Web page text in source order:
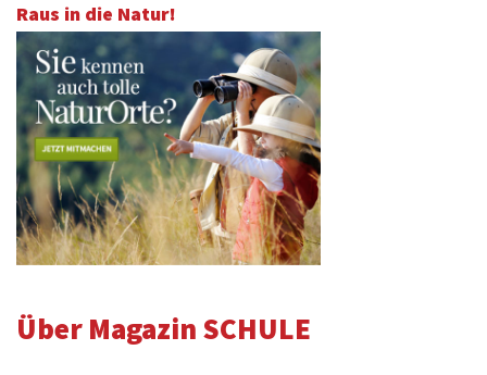
Raus in die Natur!
Über Magazin SCHULE